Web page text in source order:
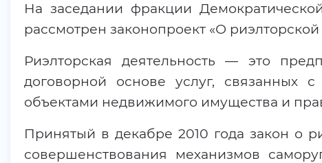
На заседании фракции
рассмотрен законопроект «О риэлторской
Риэлторская деятельность — это
договорной основе услуг, связанных
объектами недвижимого имущества и
Принятый в декабре 2010 года закон о
совершенствования механизмов